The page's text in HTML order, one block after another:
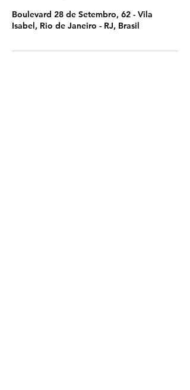
Boulevard 28 de Setembro, 62 - Vila
Isabel, Rio de Janeiro - RJ, Brasil